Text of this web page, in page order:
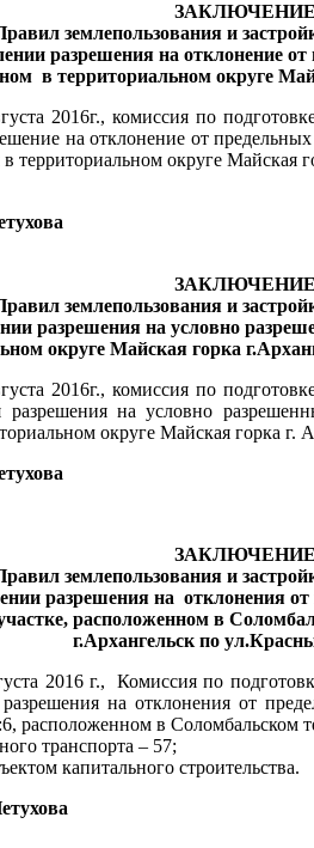
ЗАКЛЮЧЕНИЕ
землепользования и
разрешения на отклонение
в территориальном округе
2016г., комиссия по
на отклонение от
округе Майская
ЗАКЛЮЧЕНИЕ
землепользования и
разрешения на условно
округе Майская горка
2016г., комиссия по
на условно
округе Майская горка
ЗАКЛЮЧЕНИЕ
землепользования и
разрешения на отклонения
расположенном в
г.Архангельск по
2016 г.,
Комиссия по
на отклонения от
расположенном в Соломбальском
транспорта – 57;
капитального строительства.